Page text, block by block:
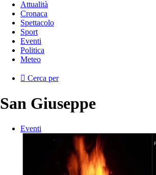
Attualità
Cronaca
Spettacolo
Sport
Eventi
Politica
Meteo
Cerca per
San Giuseppe
Eventi